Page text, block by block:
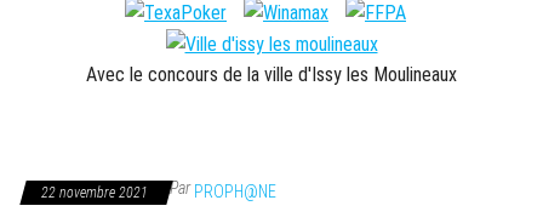
Isséenne
Avec le concours de la ville d'Issy les Moulineaux
22 novembre 2021 ParPROPH@NE